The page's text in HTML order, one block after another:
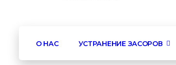
О НАС УСТРАНЕНИЕ ЗАСОРОВ